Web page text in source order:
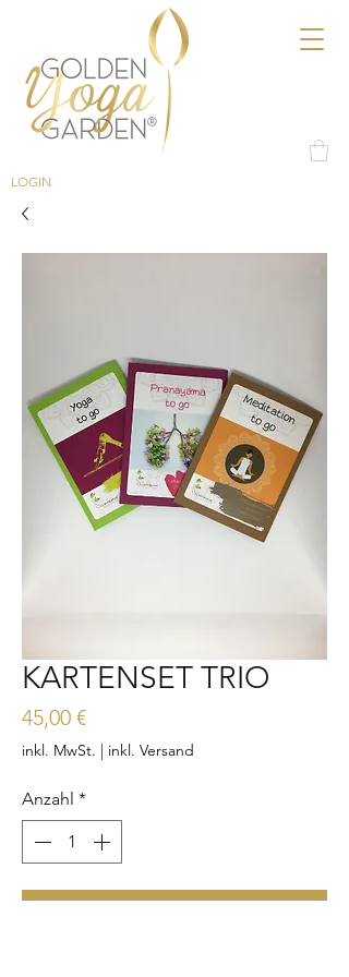
LOGIN
KARTENSET TRIO
45,00 €Preis
inkl. MwSt. | inkl. Versand
Anzahl *